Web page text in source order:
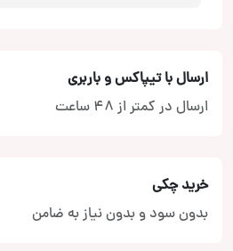
ارسال با تیپاکس و باربری
ارسال در کمتر از 48 ساعت
خرید چکی
بدون سود و بدون نیاز به ضامن